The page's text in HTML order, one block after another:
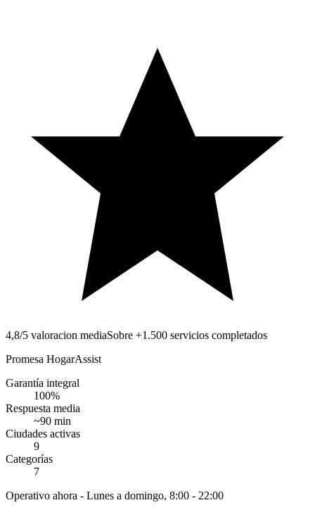
4,8/5 valoracion mediaSobre +1.500 servicios completados
Promesa HogarAssist
Garantía integral
100%
Respuesta media
~90 min
Ciudades activas
9
Categorías
7
Operativo ahora - Lunes a domingo, 8:00 - 22:00